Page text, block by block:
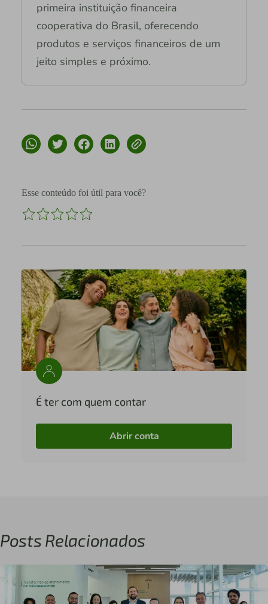
primeira instituição financeira
cooperativa do Brasil, oferecendo
produtos e serviços financeiros de um
jeito simples e próximo.
Esse conteúdo foi útil para você?
É ter com quem contar
Abrir conta
Posts Relacionados